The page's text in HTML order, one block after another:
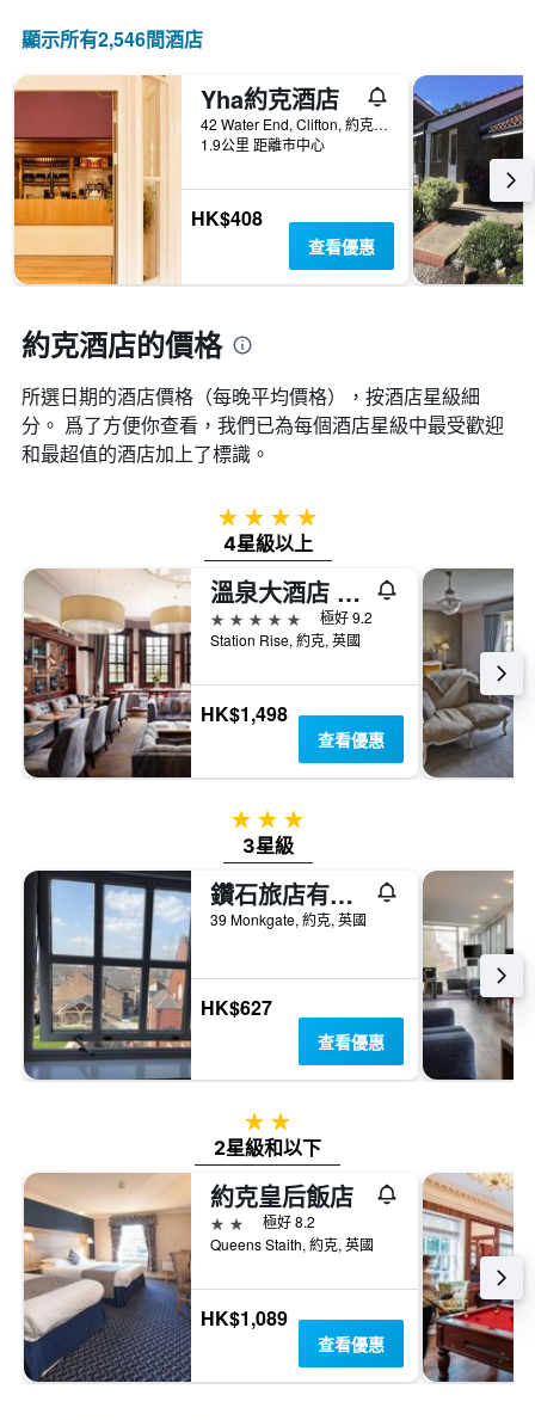
天
找
的
本
週
末
房
間
平
格。
圖
表
具
軸，
顯
示
房
平
均
格
顯示所有2,546間酒店
Yha約克酒店
42 Water End, Clifton, 約克, 英國
1.9公里 距離市中心
HK$408
查看優惠
約克酒店的價格
所選日期的酒店價格（每晚平均價格），按酒店星級細
分。 爲了方便你查看，我們已為每個酒店星級中最受歡迎
和最超值的酒店加上了標識。
4星級
4星級以上
溫泉大酒店 - 約克
5星級
極好 9.2
Station Rise, 約克, 英國
HK$1,498
查看優惠
3星級
3星級
鑽石旅店有限公司
39 Monkgate, 約克, 英國
HK$627
查看優惠
2星級
2星級和以下
約克皇后飯店
2星級
極好 8.2
Queens Staith, 約克, 英國
HK$1,089
查看優惠